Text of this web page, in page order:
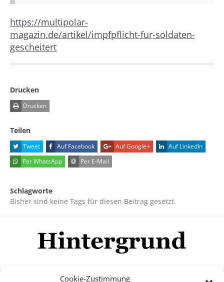
Cookie-Zustimmung
https://multipolar-
magazin.de/artikel/impfpflicht-fur-soldaten-
gescheitert
Drucken
Drucken
Teilen
Tweet Auf Facebook Auf Google+
Auf LinkedIn
Per WhatsApp
Per E-Mail
Schlagworte
Bisher sind keine Tags für diesen Beitrag gesetzt.